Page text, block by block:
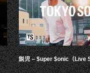
鋭児 – $uper $onic（Live